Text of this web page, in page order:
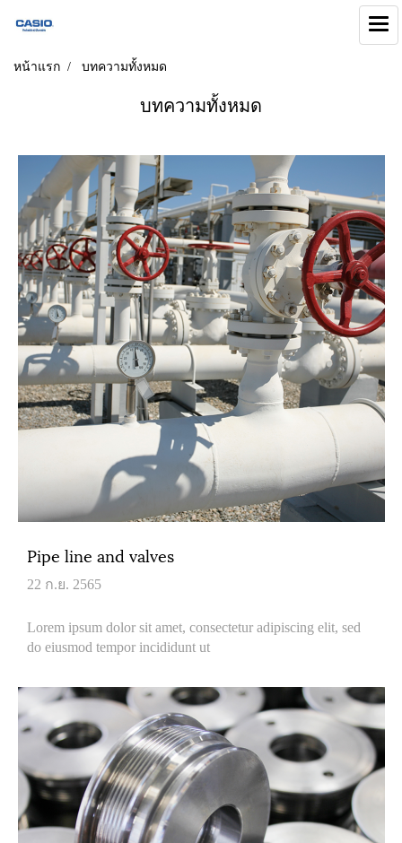
หน้าแรก บทความทั้งหมด
บทความทั้งหมด
Pipe line and valves
22 ก.ย. 2565
Lorem ipsum dolor sit amet, consectetur adipiscing elit, sed
do eiusmod tempor incididunt ut